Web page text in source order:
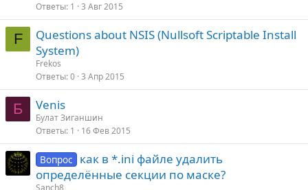
Ответы 1 3 Авг 2015
F
Questions about NSIS (Nullsoft Scriptable Install
System)
Frekos
Ответы 0 3 Апр 2015
Б Venis
Булат Зиганшин
Ответы 1 16 Фев 2015
Вопрос
как в *.ini файле удалить
определённые секции по маске?
Sanch8